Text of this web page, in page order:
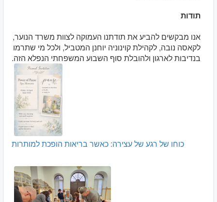
תודות
אנו מבקשים להביע את תודתנו העמוקה לצוות משרד הנוער,
לקאסה נובה, לקהילת קוינוניה יוחנן המטביל, ולכל מי שתרמו
בנדיבות לארגון ולהובלת סוף השבוע המשפחתי הנפלא הזה.
כוחו של רגע של עצירה: כאשר בריאות הופכת למותרות